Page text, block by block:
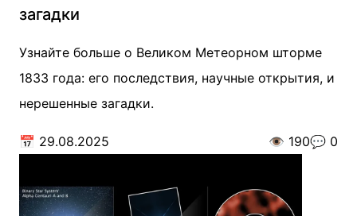
загадки
Узнайте больше о Великом Метеорном шторме
1833 года: его последствия, научные открытия, и
нерешенные загадки.
📅 29.08.2025 👁️ 190💬 0